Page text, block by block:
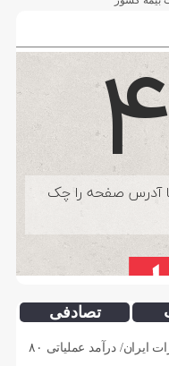
تصادفی
تغییر مثبت در عملکرد مالی بانک صادرات ایران/ درآمد عملیاتی ۸۰